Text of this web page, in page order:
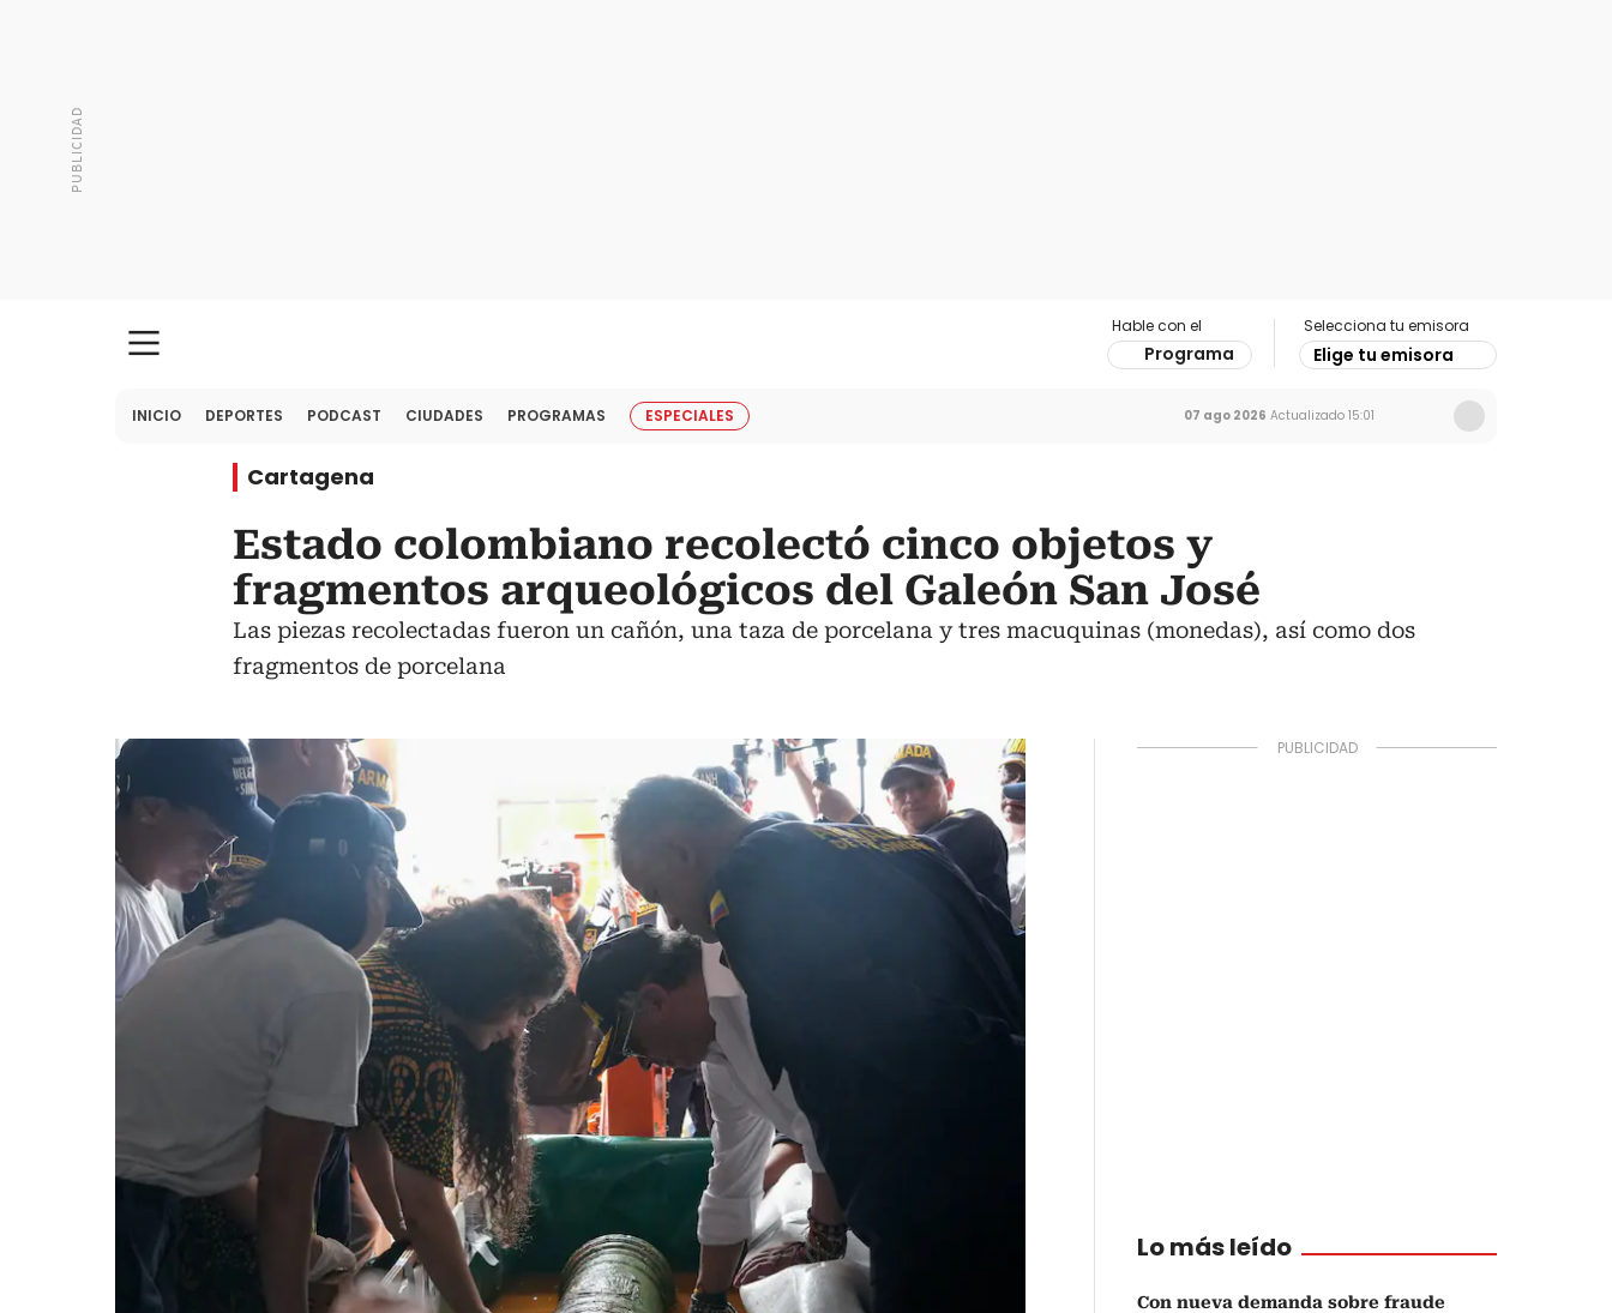
Hable con el
Programa
Selecciona tu emisora
Elige tu emisora
INICIO DEPORTES PODCAST CIUDADES PROGRAMAS ESPECIALES 07 ago 2026 Actualizado 15:01
Cartagena
Estado colombiano recolectó cinco objetos y
fragmentos arqueológicos del Galeón San José
Las piezas recolectadas fueron un cañón, una taza de porcelana y tres macuquinas (monedas), así como dos
fragmentos de porcelana
Lo más leído
Con nueva demanda sobre fraude